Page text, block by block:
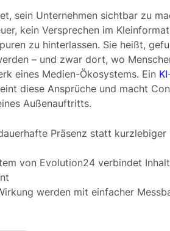
sein Unternehmen sichtbar zu
kein Versprechen im
zu hinterlassen. Sie heißt,
– und zwar dort, wo
eines Medien-Ökosystems. Ein KI
diese Ansprüche und macht
Außenauftritts.
Präsenz statt kurzlebiger
von Evolution24 verbindet
werden mit einfacher